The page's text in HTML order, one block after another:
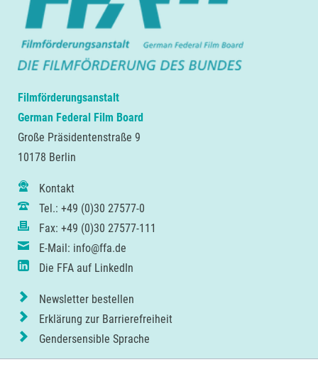
Filmförderungsanstalt
German Federal Film Board
Große Präsidentenstraße 9
10178 Berlin
Kontakt
Tel.: +49 (0)30 27577-0
Fax: +49 (0)30 27577-111
E-Mail: info@ffa.de
Die FFA auf LinkedIn
Newsletter bestellen
Erklärung zur Barrierefreiheit
Gendersensible Sprache